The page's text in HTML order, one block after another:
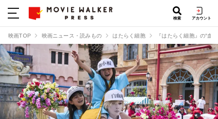
検索 アカウント
映画TOP 映画ニュース・読みもの はたらく細胞 『はたらく細胞』の“血